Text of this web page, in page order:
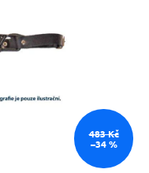
483 Kč
–34 %